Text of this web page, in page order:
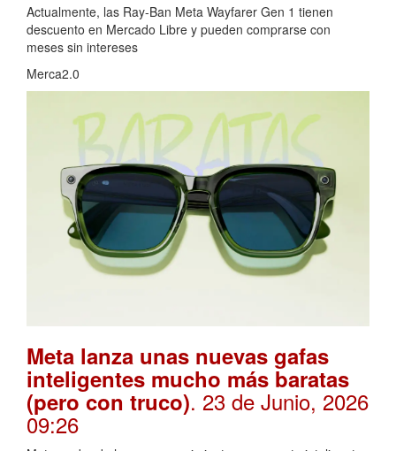
Actualmente, las Ray-Ban Meta Wayfarer Gen 1 tienen
descuento en Mercado Libre y pueden comprarse con
meses sin intereses
Merca2.0
Meta lanza unas nuevas gafas
inteligentes mucho más baratas
(pero con truco). 23 de Junio, 2026
09:26